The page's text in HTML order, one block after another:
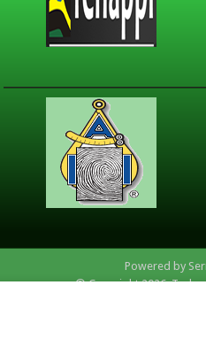
Powered by
© Copyright 2026,